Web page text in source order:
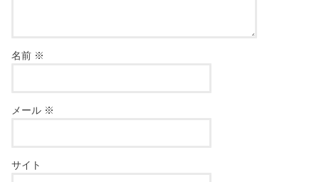
名前 ※
メール ※
サイト